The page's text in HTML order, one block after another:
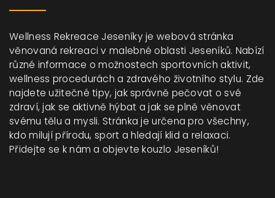
Wellness Rekreace Jeseníky je webová stránka
věnovaná rekreaci v malebné oblasti Jeseníků. Nabízí
různé informace o možnostech sportovních aktivit,
wellness procedurách a zdravého životního stylu. Zde
najdete užitečné tipy, jak správně pečovat o své
zdraví, jak se aktivně hýbat a jak se plně věnovat
svému tělu a mysli. Stránka je určena pro všechny,
kdo milují přírodu, sport a hledají klid a relaxaci.
Přidejte se k nám a objevte kouzlo Jeseníků!